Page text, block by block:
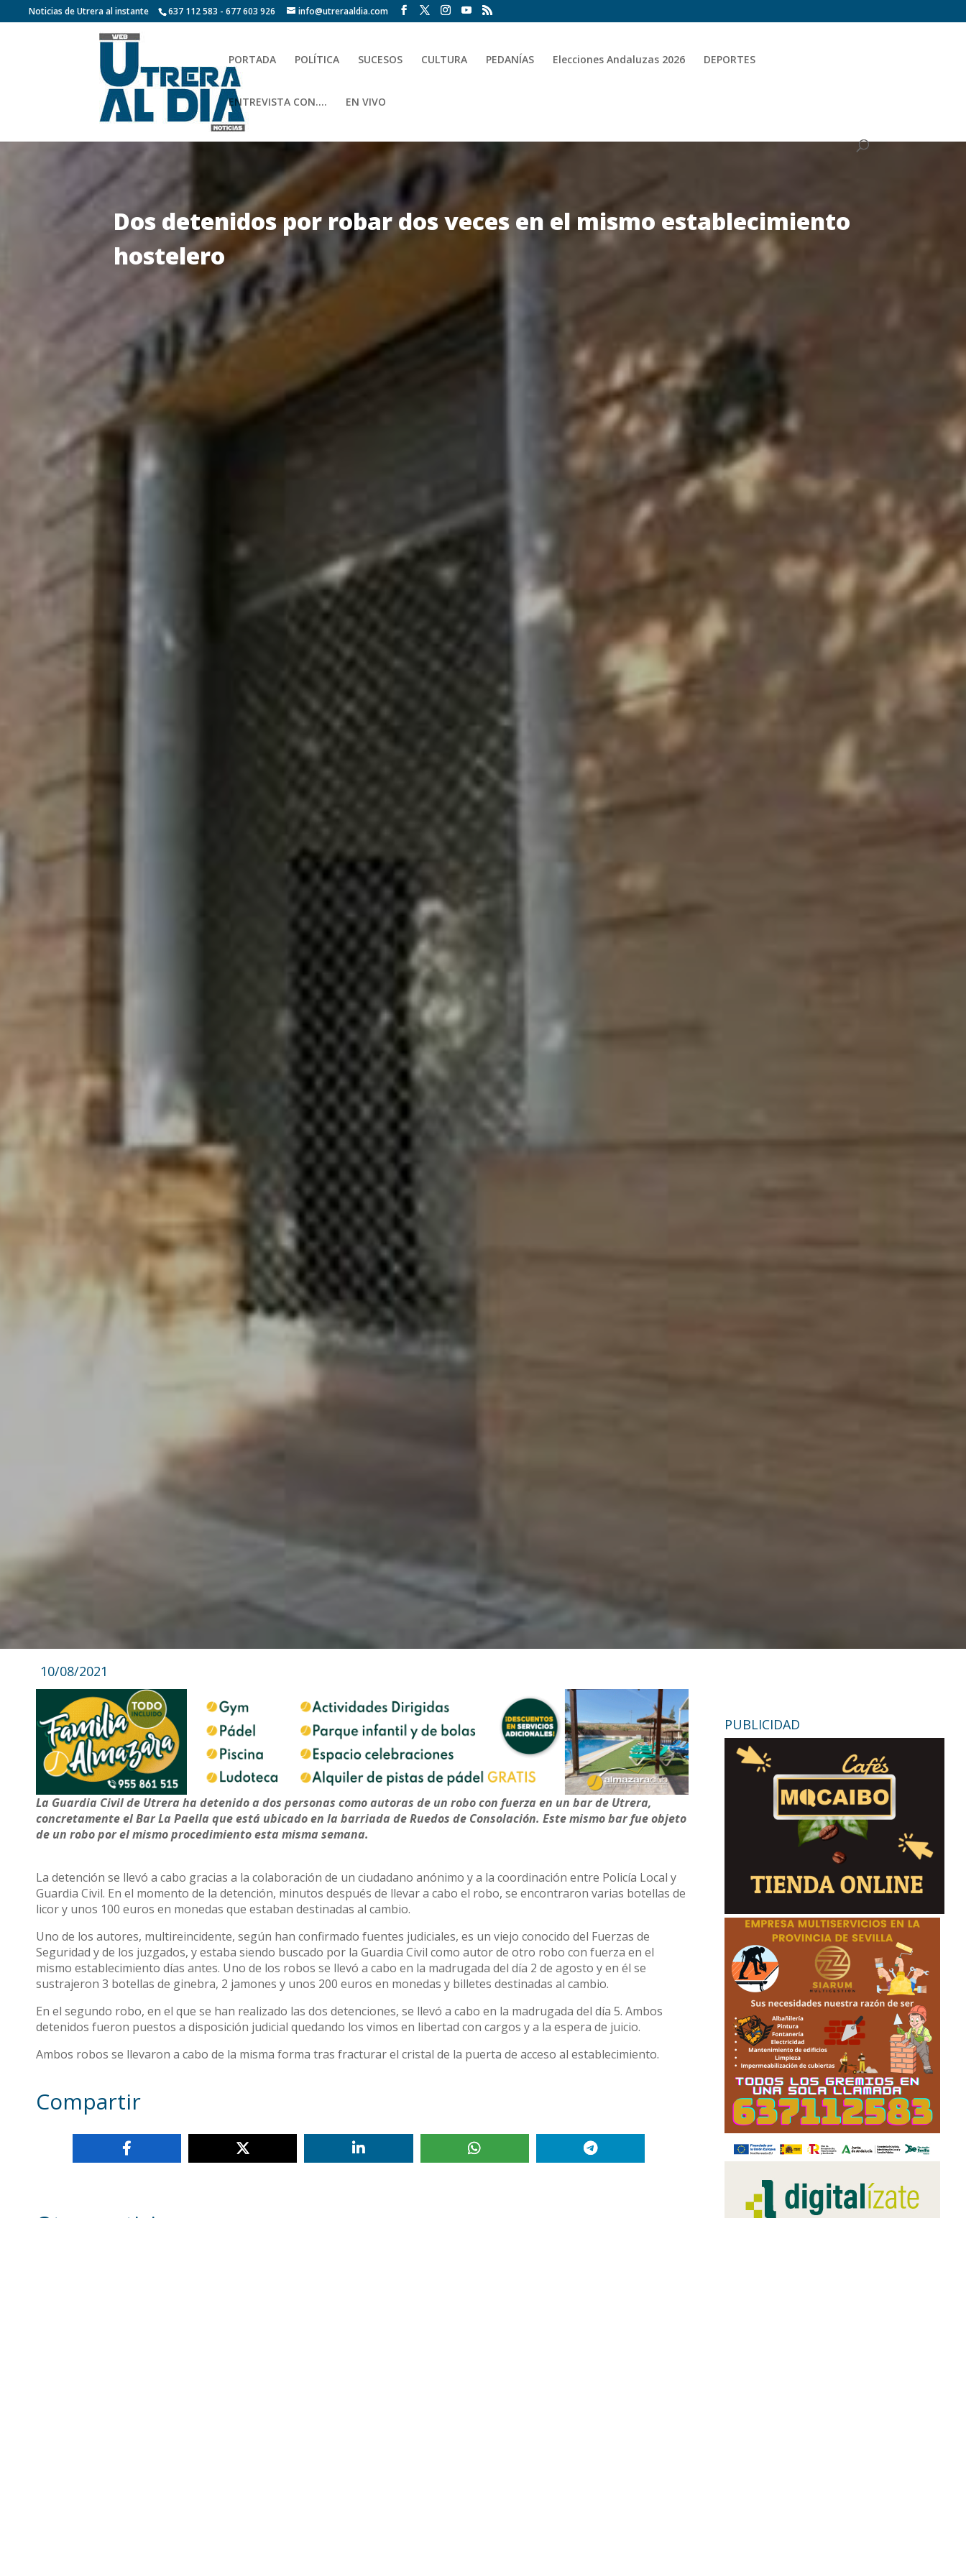
Noticias de Utrera al instante 637 112 583 - 677 603 926 info@utreraaldia.com
PORTADA POLÍTICA SUCESOS CULTURA PEDANÍAS Elecciones Andaluzas 2026 DEPORTES
ENTREVISTA CON…. EN VIVO
Dos detenidos por robar dos veces en el mismo establecimiento
hostelero
10/08/2021
La Guardia Civil de Utrera ha detenido a dos personas como autoras de un robo con fuerza en un bar de Utrera,
concretamente el Bar La Paella que está ubicado en la barriada de Ruedos de Consolación. Este mismo bar fue objeto
de un robo por el mismo procedimiento esta misma semana.
La detención se llevó a cabo gracias a la colaboración de un ciudadano anónimo y a la coordinación entre Policía Local y
Guardia Civil. En el momento de la detención, minutos después de llevar a cabo el robo, se encontraron varias botellas de
licor y unos 100 euros en monedas que estaban destinadas al cambio.
Uno de los autores, multireincidente, según han confirmado fuentes judiciales, es un viejo conocido del Fuerzas de
Seguridad y de los juzgados, y estaba siendo buscado por la Guardia Civil como autor de otro robo con fuerza en el
mismo establecimiento días antes. Uno de los robos se llevó a cabo en la madrugada del día 2 de agosto y en él se
sustrajeron 3 botellas de ginebra, 2 jamones y unos 200 euros en monedas y billetes destinadas al cambio.
En el segundo robo, en el que se han realizado las dos detenciones, se llevó a cabo en la madrugada del día 5. Ambos
detenidos fueron puestos a disposición judicial quedando los vimos en libertad con cargos y a la espera de juicio.
Ambos robos se llevaron a cabo de la misma forma tras fracturar el cristal de la puerta de acceso al establecimiento.
Compartir
Otras noticias
PUBLICIDAD